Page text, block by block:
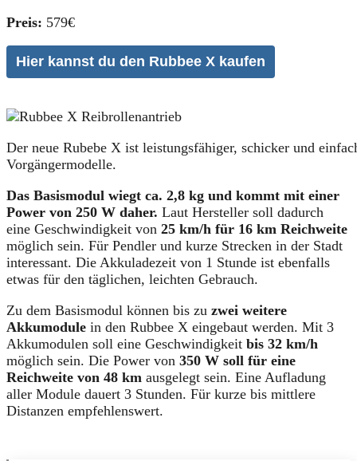
Preis: 579€
Hier kannst du den Rubbee X kaufen
Der neue Rubebe X ist leistungsfähiger, schicker und
Vorgängermodelle.
Das Basismodul wiegt ca. 2,8 kg und kommt mit einer
Power von 250 W daher. Laut Hersteller soll dadurch
eine Geschwindigkeit von 25 km/h für 16 km Reichweite
möglich sein. Für Pendler und kurze Strecken in der Stadt
interessant. Die Akkuladezeit von 1 Stunde ist ebenfalls
etwas für den täglichen, leichten Gebrauch.
Zu dem Basismodul können bis zu zwei weitere
Akkumodule in den Rubbee X eingebaut werden. Mit 3
Akkumodulen soll eine Geschwindigkeit bis 32 km/h
möglich sein. Die Power von 350 W soll für eine
Reichweite von 48 km ausgelegt sein. Eine Aufladung
aller Module dauert 3 Stunden. Für kurze bis mittlere
Distanzen empfehlenswert.